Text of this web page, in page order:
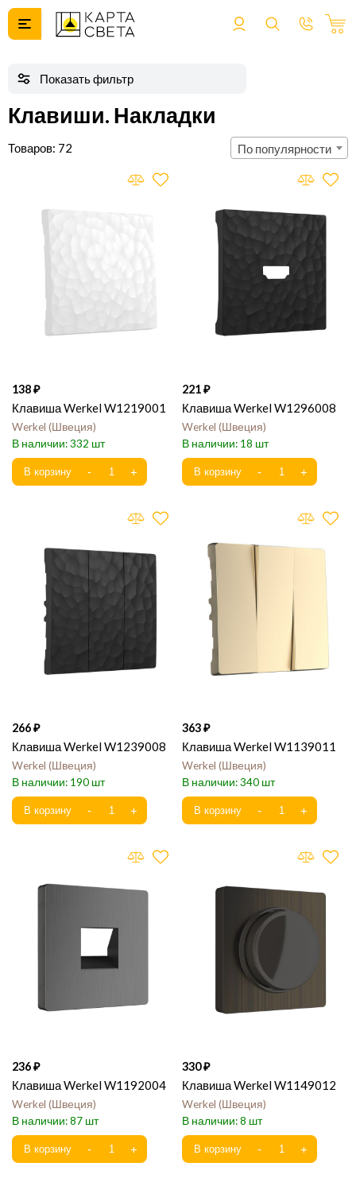
Клавиши. Накладки
72 По популярности
138
Клавиша Werkel W1219001
Werkel Швеция
332
221
Клавиша Werkel W1296008
Werkel Швеция
18
266
Клавиша Werkel W1239008
Werkel Швеция
190
363
Клавиша Werkel W1139011
Werkel Швеция
340
236
Клавиша Werkel W1192004
Werkel Швеция
87
330
Клавиша Werkel W1149012
Werkel Швеция
8